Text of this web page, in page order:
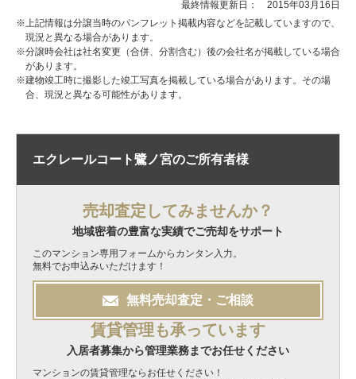
最終情報更新日： 2015年03月16日
※上記情報は分譲当時のパンフレット掲載内容などを記載していますので、
現況と異なる場合があります。
※分譲時会社は社名変更（合併、分割含む）後の会社名が掲載している場合
があります。
※建物竣工時に撮影した竣工写真を掲載している場合があります。その場
合、現況と異なる可能性があります。
エクレールコート鷺ノ宮のご所有者様
売却査定してみませんか？
地域密着の豊富な実績でご売却をサポート
このマンション専用フォームからカンタン入力。
無料でお申込みいただけます！
無料売却査定・ご相談
賃貸管理も承っています
入居者募集から管理業務までお任せください
マンションの賃貸管理ならお任せください！